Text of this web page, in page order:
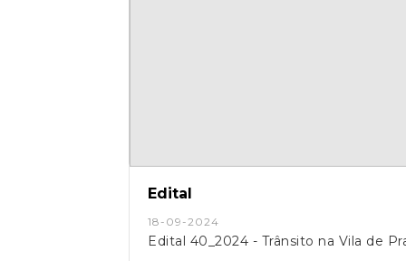
Edital
18-09-2024
Edital 40_2024 - Trânsito na Vila de